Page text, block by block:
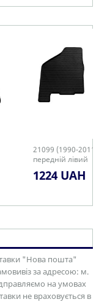
2011) килимок
"Нова пошта"
за адресою: м.
на умовах
не враховується в